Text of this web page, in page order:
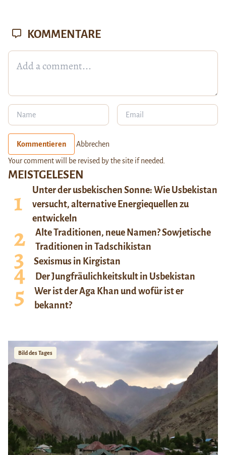
MEISTGELESEN
Unter der usbekischen Sonne: Wie Usbekistan
versucht, alternative Energiequellen zu
entwickeln
Alte Traditionen, neue Namen? Sowjetische
Traditionen in Tadschikistan
Sexismus in Kirgistan
Der Jungfräulichkeitskult in Usbekistan
Wer ist der Aga Khan und wofür ist er
bekannt?
Bild des Tages
KOMMENTARE
Kommentieren Abbrechen
Your comment will be revised by the site if needed.